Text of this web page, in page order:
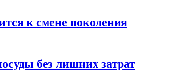
к смене поколения
без лишних затрат